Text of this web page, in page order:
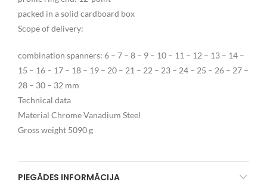
packed in a solid cardboard box
Scope of delivery:
combination spanners: 6 – 7 – 8 – 9 – 10 – 11 – 12 – 13 – 14 –
15 – 16 – 17 – 18 – 19 – 20 – 21 – 22 – 23 – 24 – 25 – 26 – 27 –
28 – 30 – 32 mm
Technical data
Material Chrome Vanadium Steel
Gross weight 5090 g
PIEGĀDES INFORMĀCIJA